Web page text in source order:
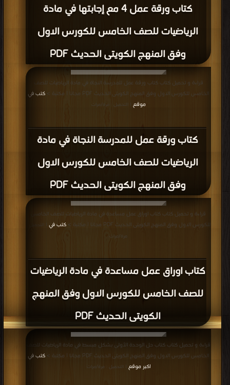
كتاب ورقة عمل 4 مع إجابتها في مادة
الرياضيات للصف الخامس للكورس الاول
وفق المنهج الكويتى الحديث PDF
كتاب ورقة عمل للمدرسة النجاة في مادة
الرياضيات للصف الخامس للكورس الاول
وفق المنهج الكويتى الحديث PDF
قراءة و تحميل كتاب كتاب ورقة عمل للمدرسة النجاة في مادة الرياضيات للصف
الخامس للكورس الاول وفق المنهج الكويتى الحديث PDF مجانا | مكتبة >
كتب في
موقع
| التحميل : مرة/مرات
كتاب اوراق عمل مساعدة في مادة الرياضيات
للصف الخامس للكورس الاول وفق المنهج
الكويتى الحديث PDF
قراءة و تحميل كتاب كتاب اوراق عمل مساعدة في مادة الرياضيات للصف الخامس
للكورس الاول وفق المنهج الكويتى الحديث PDF مجانا | مكتبة >
كتب في
مرة/مرات
قراءة و تحميل كتاب كتاب حل الوحدة الأولى بشكل مبسط في مادة الرياضيات للصف
الخامس للكورس الاول وفق المنهج الكويتى الحديث PDF مجانا | مكتبة >
كتب في
اكبر موقع
| التحميل : مرة/مرات